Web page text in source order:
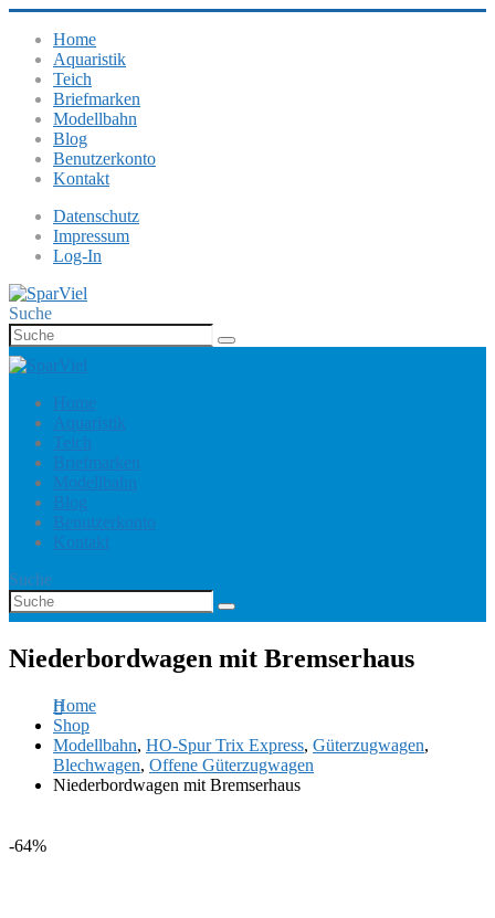
Home
Aquaristik
Teich
Briefmarken
Modellbahn
Blog
Benutzerkonto
Kontakt
Datenschutz
Impressum
Log-In
Suche
Home
Aquaristik
Teich
Briefmarken
Modellbahn
Blog
Benutzerkonto
Kontakt
Suche
Niederbordwagen mit Bremserhaus
Home
Shop
Modellbahn, HO-Spur Trix Express, Güterzugwagen,
Blechwagen, Offene Güterzugwagen
Niederbordwagen mit Bremserhaus
-64%